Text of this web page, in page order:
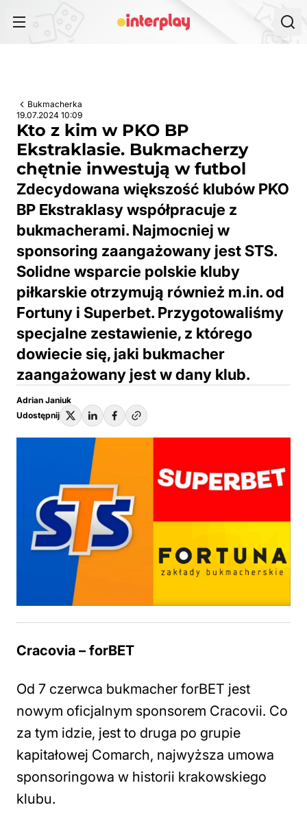
Bukmacherka
19.07.2024 10:09
Kto z kim w PKO BP
Ekstraklasie. Bukmacherzy
chętnie inwestują w futbol
Zdecydowana większość klubów PKO
BP Ekstraklasy współpracuje z
bukmacherami. Najmocniej w
sponsoring zaangażowany jest STS.
Solidne wsparcie polskie kluby
piłkarskie otrzymują również m.in. od
Fortuny i Superbet. Przygotowaliśmy
specjalne zestawienie, z którego
dowiecie się, jaki bukmacher
zaangażowany jest w dany klub.
Adrian Janiuk
Udostępnij
Cracovia – forBET
Od 7 czerwca bukmacher forBET jest
nowym oficjalnym sponsorem Cracovii. Co
za tym idzie, jest to druga po grupie
kapitałowej Comarch, najwyższa umowa
sponsoringowa w historii krakowskiego
klubu.